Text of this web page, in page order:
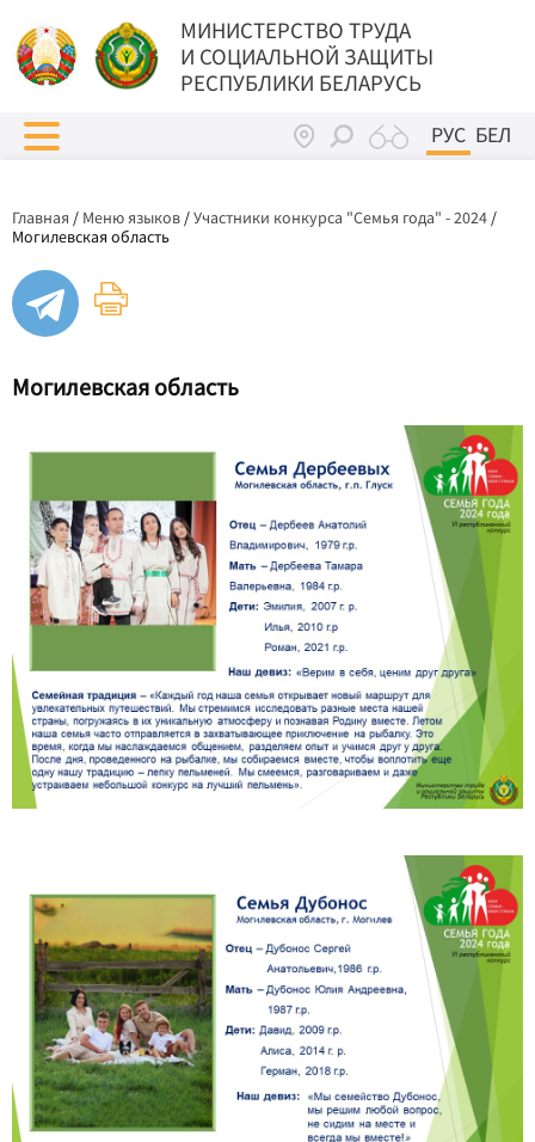
МИНИСТЕРСТВО ТРУДА
И СОЦИАЛЬНОЙ ЗАЩИТЫ
РЕСПУБЛИКИ БЕЛАРУСЬ
РУС БЕЛ
Главная / Меню языков /Участники конкурса "Семья года" - 2024 /
Могилевская область
Могилевская область